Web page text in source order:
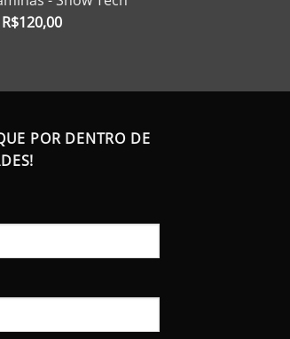
O
R$130,00.
R$120,00O
R$120,00.
POR DENTRO DE